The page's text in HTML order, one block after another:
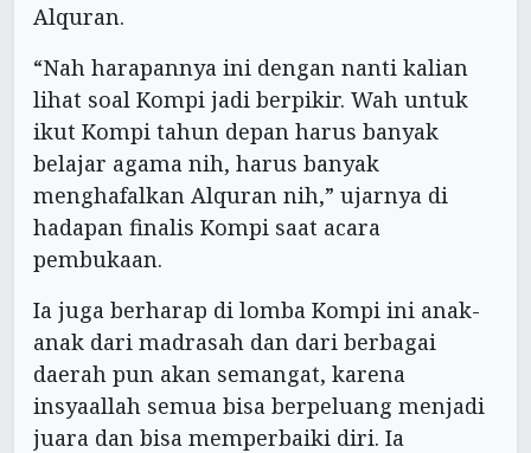
Alquran.
“Nah harapannya ini dengan nanti kalian
lihat soal Kompi jadi berpikir. Wah untuk
ikut Kompi tahun depan harus banyak
belajar agama nih, harus banyak
menghafalkan Alquran nih,” ujarnya di
hadapan finalis Kompi saat acara
pembukaan.
Ia juga berharap di lomba Kompi ini anak-
anak dari madrasah dan dari berbagai
daerah pun akan semangat, karena
insyaallah semua bisa berpeluang menjadi
juara dan bisa memperbaiki diri. Ia